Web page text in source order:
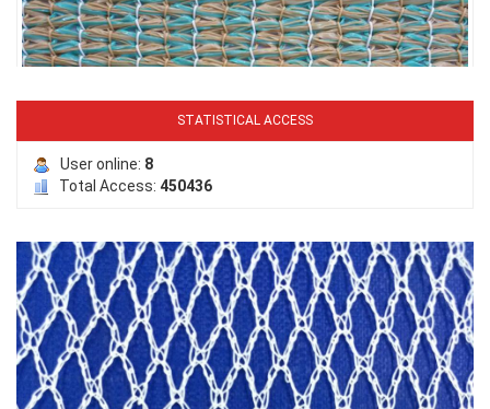
LƯỚI CHE NẮNG
STATISTICAL ACCESS
User online: 8
Total Access: 450436